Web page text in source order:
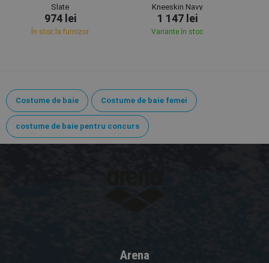
Slate
974 lei
În stoc la furnizor
Kneeskin Navy
1 147 lei
Variante în stoc
Costume de baie Costume de baie femei
costume de baie pentru concurs
Arena